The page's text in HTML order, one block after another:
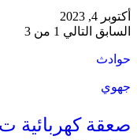
أكتوبر 4, 2023
السابق التالي 1 من 3
حوادث
جهوي
صعقة